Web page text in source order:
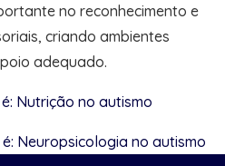
no reconhecimento e
criando ambientes
adequado.
Nutrição no autismo
é: Neuropsicologia no autismo